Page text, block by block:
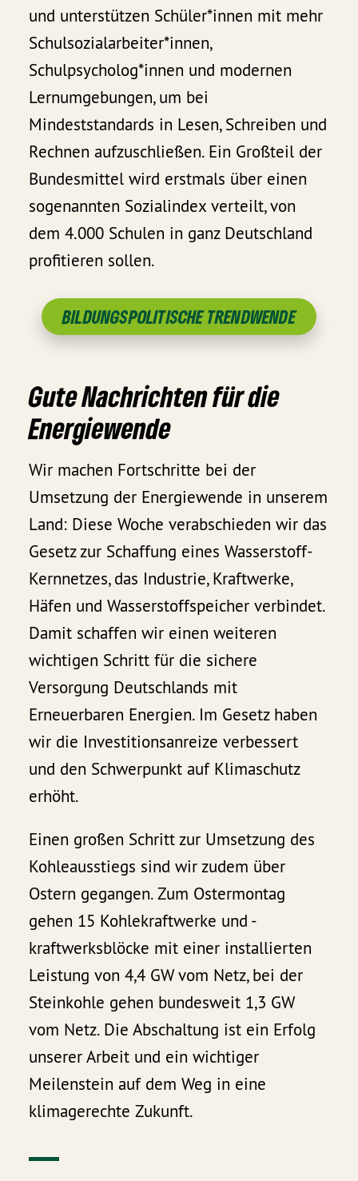
und unterstützen Schüler*innen mit mehr
Schulsozialarbeiter*innen,
Schulpsycholog*innen und modernen
Lernumgebungen, um bei
Mindeststandards in Lesen, Schreiben und
Rechnen aufzuschließen. Ein Großteil der
Bundesmittel wird erstmals über einen
sogenannten Sozialindex verteilt, von
dem 4.000 Schulen in ganz Deutschland
profitieren sollen.
BILDUNGSPOLITISCHE TRENDWENDE
Gute Nachrichten für die
Energiewende
Wir machen Fortschritte bei der
Umsetzung der Energiewende in unserem
Land: Diese Woche verabschieden wir das
Gesetz zur Schaffung eines Wasserstoff-
Kernnetzes, das Industrie, Kraftwerke,
Häfen und Wasserstoffspeicher verbindet.
Damit schaffen wir einen weiteren
wichtigen Schritt für die sichere
Versorgung Deutschlands mit
Erneuerbaren Energien. Im Gesetz haben
wir die Investitionsanreize verbessert
und den Schwerpunkt auf Klimaschutz
erhöht.
Einen großen Schritt zur Umsetzung des
Kohleausstiegs sind wir zudem über
Ostern gegangen. Zum Ostermontag
gehen 15 Kohlekraftwerke und -
kraftwerksblöcke mit einer installierten
Leistung von 4,4 GW vom Netz, bei der
Steinkohle gehen bundesweit 1,3 GW
vom Netz. Die Abschaltung ist ein Erfolg
unserer Arbeit und ein wichtiger
Meilenstein auf dem Weg in eine
klimagerechte Zukunft.